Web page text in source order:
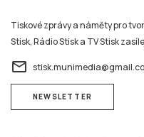
Tiskové zprávy a náměty pro
Stisk, Rádio Stisk a TV Stisk
email
NEWSLETTER